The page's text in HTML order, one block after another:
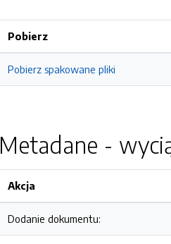
Pobierz
Pobierz spakowane pliki
Metadane -
Akcja
Dodanie dokumentu: